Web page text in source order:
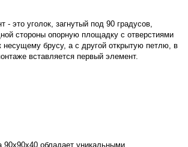
- это уголок, загнутый под 90 градусов,
стороны опорную площадку с отверстиями
несущему брусу, а с другой открытую петлю, в
вставляется первый элемент.
обладает уникальными